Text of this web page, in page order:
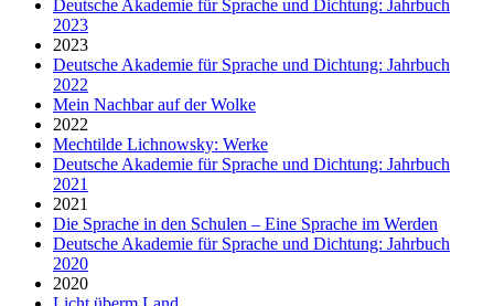
Deutsche Akademie für Sprache und Dichtung: Jahrbuch
2023
2023
Deutsche Akademie für Sprache und Dichtung: Jahrbuch
2022
Mein Nachbar auf der Wolke
2022
Mechtilde Lichnowsky: Werke
Deutsche Akademie für Sprache und Dichtung: Jahrbuch
2021
2021
Die Sprache in den Schulen – Eine Sprache im Werden
Deutsche Akademie für Sprache und Dichtung: Jahrbuch
2020
2020